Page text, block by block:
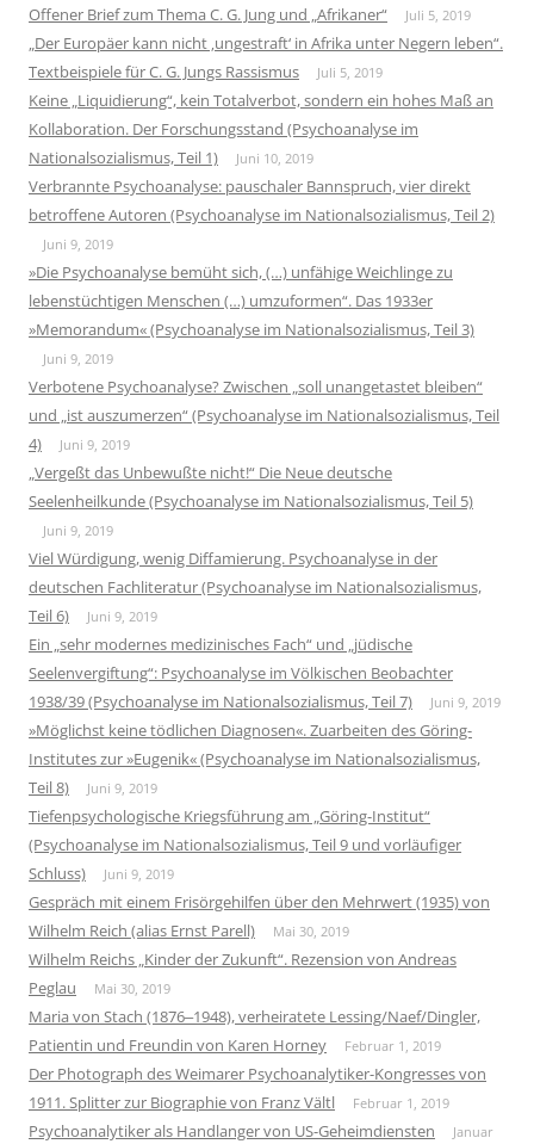
Offener Brief zum Thema C. G. Jung und „Afrikaner“ Juli 5, 2019
„Der Europäer kann nicht ‚ungestraft‘ in Afrika unter Negern leben“.
Textbeispiele für C. G. Jungs Rassismus
Juli 5, 2019
Keine „Liquidierung“, kein Totalverbot, sondern ein hohes Maß an
Kollaboration. Der Forschungsstand (Psychoanalyse im
Nationalsozialismus, Teil 1)
Juni 10, 2019
Verbrannte Psychoanalyse: pauschaler Bannspruch, vier direkt
betroffene Autoren (Psychoanalyse im Nationalsozialismus, Teil 2)
Juni 9, 2019
»Die Psychoanalyse bemüht sich, (…) unfähige Weichlinge zu
lebenstüchtigen Menschen (…) umzuformen“. Das 1933er
»Memorandum« (Psychoanalyse im Nationalsozialismus, Teil 3)
Juni 9, 2019
Verbotene Psychoanalyse? Zwischen „soll unangetastet bleiben“
und „ist auszumerzen“ (Psychoanalyse im Nationalsozialismus, Teil
4)
Juni 9, 2019
„Vergeßt das Unbewußte nicht!“ Die Neue deutsche
Seelenheilkunde (Psychoanalyse im Nationalsozialismus, Teil 5)
Juni 9, 2019
Viel Würdigung, wenig Diffamierung. Psychoanalyse in der
deutschen Fachliteratur (Psychoanalyse im Nationalsozialismus,
Teil 6)
Juni 9, 2019
Ein „sehr modernes medizinisches Fach“ und „jüdische
Seelenvergiftung“: Psychoanalyse im Völkischen Beobachter
1938/39 (Psychoanalyse im Nationalsozialismus, Teil 7)
Juni 9, 2019
»Möglichst keine tödlichen Diagnosen«. Zuarbeiten des Göring-
Institutes zur »Eugenik« (Psychoanalyse im Nationalsozialismus,
Teil 8)
Juni 9, 2019
Tiefenpsychologische Kriegsführung am „Göring-Institut“
(Psychoanalyse im Nationalsozialismus, Teil 9 und vorläufiger
Schluss)
Juni 9, 2019
Gespräch mit einem Frisörgehilfen über den Mehrwert (1935) von
Wilhelm Reich (alias Ernst Parell)
Mai 30, 2019
Wilhelm Reichs „Kinder der Zukunft“. Rezension von Andreas
Peglau
Mai 30, 2019
Maria von Stach (1876‒1948), verheiratete Lessing/Naef/Dingler,
Patientin und Freundin von Karen Horney
Februar 1, 2019
Der Photograph des Weimarer Psychoanalytiker-Kongresses von
1911. Splitter zur Biographie von Franz Vältl
Februar 1, 2019
Psychoanalytiker als Handlanger von US-Geheimdiensten
Januar